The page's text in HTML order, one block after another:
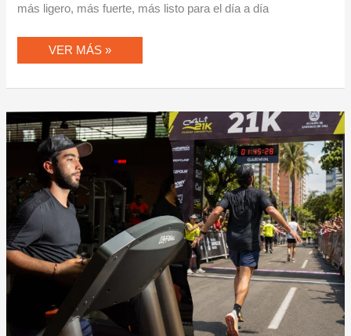
más ligero, más fuerte, más listo para el día a día
VER MÁS »
CUANDO
LA
META
ES
EL
21K
O
EL
42K:
PREPARARTE
PARA
EL
GRAN
RETO